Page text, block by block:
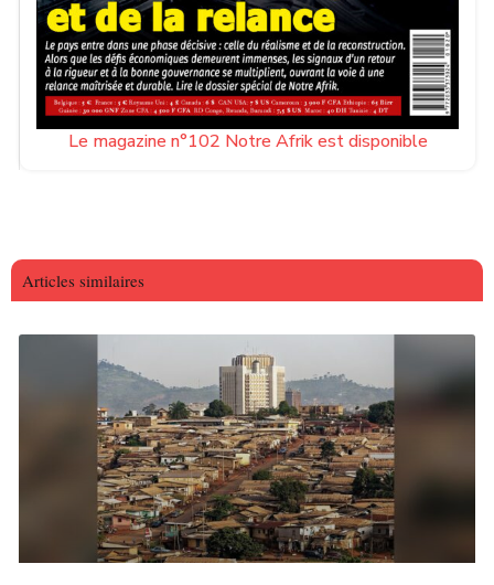
Le magazine n°102 Notre Afrik est disponible
Articles similaires